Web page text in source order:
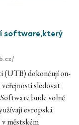
software,který
(UTB) dokončují on-
sledovat
bude volně
evropská
městském